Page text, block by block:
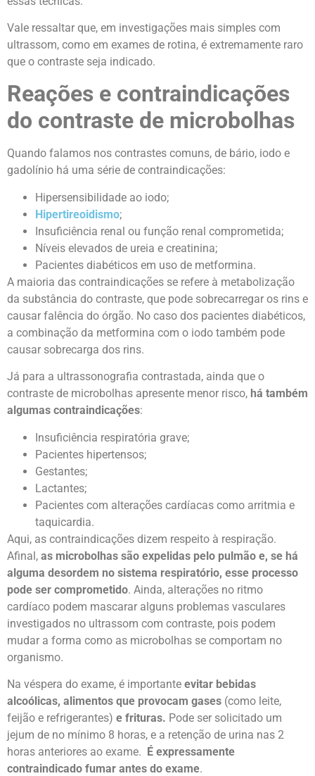
Vale ressaltar que, em investigações mais simples com
ultrassom, como em exames de rotina, é extremamente raro
que o contraste seja indicado.
Reações e contraindicações
do contraste de microbolhas
Quando falamos nos contrastes comuns, de bário, iodo e
gadolínio há uma série de contraindicações:
Hipersensibilidade ao iodo;
Hipertireoidismo;
Insuficiência renal ou função renal comprometida;
Níveis elevados de ureia e creatinina;
Pacientes diabéticos em uso de metformina.
A maioria das contraindicações se refere à metabolização
da substância do contraste, que pode sobrecarregar os rins e
causar falência do órgão. No caso dos pacientes diabéticos,
a combinação da metformina com o iodo também pode
causar sobrecarga dos rins.
Já para a ultrassonografia contrastada, ainda que o
contraste de microbolhas apresente menor risco, há também
algumas contraindicações:
Insuficiência respiratória grave;
Pacientes hipertensos;
Gestantes;
Lactantes;
Pacientes com alterações cardíacas como arritmia e
taquicardia.
Aqui, as contraindicações dizem respeito à respiração.
Afinal, as microbolhas são expelidas pelo pulmão e, se há
alguma desordem no sistema respiratório, esse processo
pode ser comprometido. Ainda, alterações no ritmo
cardíaco podem mascarar alguns problemas vasculares
investigados no ultrassom com contraste, pois podem
mudar a forma como as microbolhas se comportam no
organismo.
Na véspera do exame, é importante evitar bebidas
alcoólicas, alimentos que provocam gases (como leite,
feijão e refrigerantes) e frituras. Pode ser solicitado um
jejum de no mínimo 8 horas, e a retenção de urina nas 2
horas anteriores ao exame. É expressamente
contraindicado fumar antes do exame.